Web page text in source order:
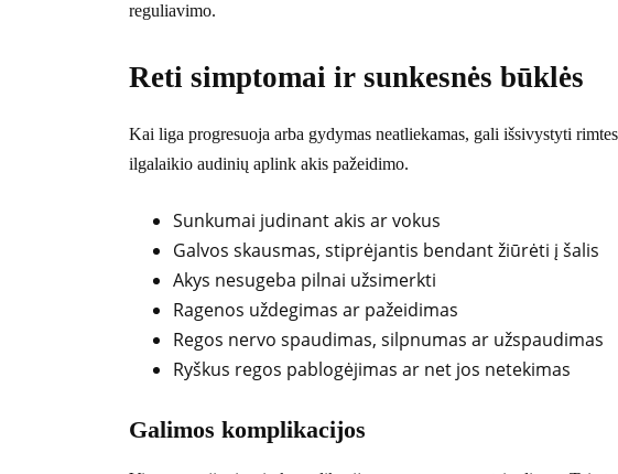
reguliavimo.
Reti simptomai ir sunkesnės būklės
Kai liga progresuoja arba gydymas neatliekamas, gali išsivystyti
ilgalaikio audinių aplink akis pažeidimo.
Sunkumai judinant akis ar vokus
Galvos skausmas, stiprėjantis bendant žiūrėti į šalis
Akys nesugeba pilnai užsimerkti
Ragenos uždegimas ar pažeidimas
Regos nervo spaudimas, silpnumas ar užspaudimas
Ryškus regos pablogėjimas ar net jos netekimas
Galimos komplikacijos